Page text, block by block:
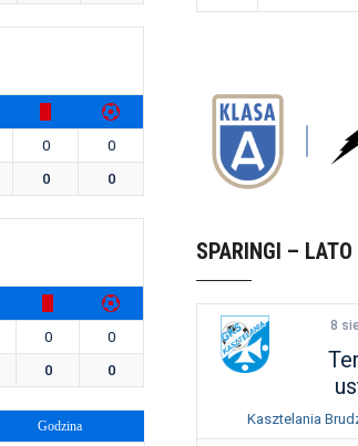
0
0
0 0
0
0
0 0
Godzina
SPARINGI –
8
Kasztelania